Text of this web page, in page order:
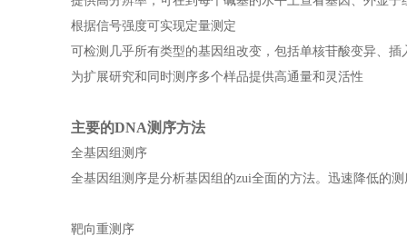
根据信号强度可实现定量测定
可检测几乎所有类型的基因组改变，包括单核苷酸变异、
为扩展研究和同时测序多个样品提供高通量和灵活性
主要的DNA测序方法
全基因组测序
全基因组测序是分析基因组的zui全面的方法。迅速降低的
靶向重测序